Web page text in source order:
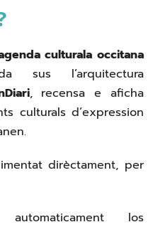
culturala occitana
sus l’arquitectura
, recensa e aficha
culturals d’expression
dirèctament, per
los